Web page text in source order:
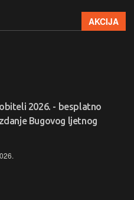
AKCIJA
2026. - besplatno
Bugovog ljetnog